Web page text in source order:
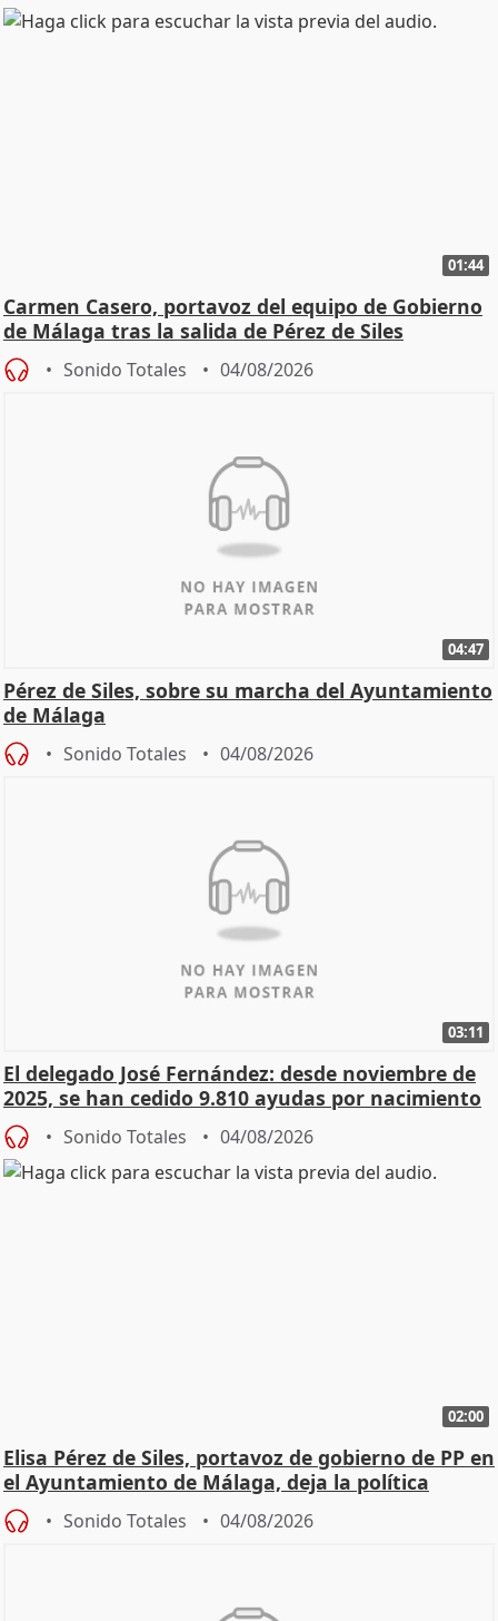
01:44
Carmen Casero, portavoz del equipo de Gobierno
de Málaga tras la salida de Pérez de Siles
Sonido Totales 04/08/2026
04:47
Pérez de Siles, sobre su marcha del Ayuntamiento
de Málaga
Sonido Totales 04/08/2026
03:11
El delegado José Fernández: desde noviembre de
2025, se han cedido 9.810 ayudas por nacimiento
Sonido Totales 04/08/2026
02:00
Elisa Pérez de Siles, portavoz de gobierno de PP en
el Ayuntamiento de Málaga, deja la política
Sonido Totales 04/08/2026